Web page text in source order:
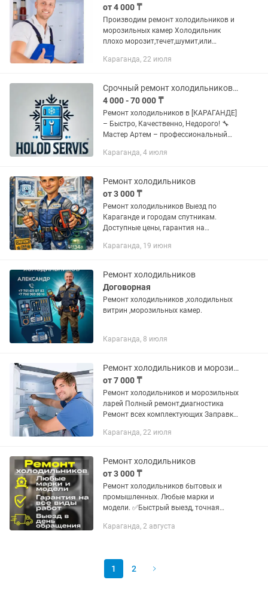
от 4 000 ₸
Производим ремонт холодильников и
морозильных камер Холодильник
плохо морозит,течет,шумит,или
камера не набирает нужную
Системы...
Караганда, 22 июля
Срочный ремонт холодильников. Выезд мастера! Гарантия 6 месяцев
4 000 - 70 000 ₸
Ремонт холодильников в [КАРАГАНДЕ]
– Быстро, Качественно, Недорого! 🔧
Мастер Артем – профессиональный
Работаю со всеми марками и
любой...
Караганда, 4 июля
Ремонт холодильников
от 3 000 ₸
Ремонт холодильников Выезд по
Караганде и городам спутникам.
Доступные цены, гарантия на
Караганда, 19 июня
Ремонт холодильников
Договорная
Ремонт холодильников ,холодильных
витрин ,морозильных камер.
Караганда, 8 июля
Ремонт холодильников и морозильных камер
от 7 000 ₸
Ремонт холодильников и морозильных
ларей Полный ремонт,диагностика
Ремонт всех комплектующих Заправка
Ремонт модулей
Звоните,присылайте фото...
Караганда, 22 июля
Ремонт холодильников
от 3 000 ₸
Ремонт холодильников бытовых и
промышленных. Любые марки и
модели. ✅Быстрый выезд, точная
месте. ✅Честные цены без скрытых
Караганда, 2 августа
1 2